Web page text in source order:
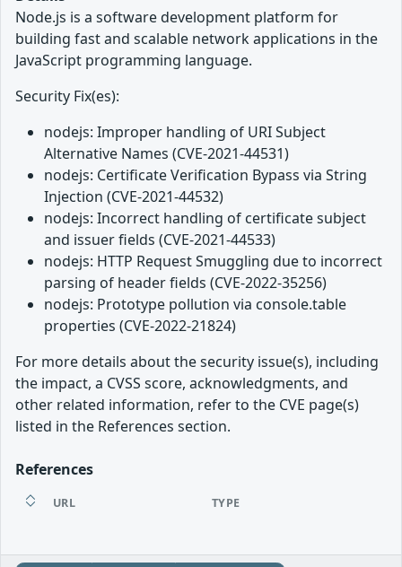
Node.js is a software development platform for
building fast and scalable network applications in the
JavaScript programming language.
Security Fix(es):
nodejs: Improper handling of URI Subject
Alternative Names (CVE-2021-44531)
nodejs: Certificate Verification Bypass via String
Injection (CVE-2021-44532)
nodejs: Incorrect handling of certificate subject
and issuer fields (CVE-2021-44533)
nodejs: HTTP Request Smuggling due to incorrect
parsing of header fields (CVE-2022-35256)
nodejs: Prototype pollution via console.table
properties (CVE-2022-21824)
For more details about the security issue(s), including
the impact, a CVSS score, acknowledgments, and
other related information, refer to the CVE page(s)
listed in the References section.
References
URL TYPE